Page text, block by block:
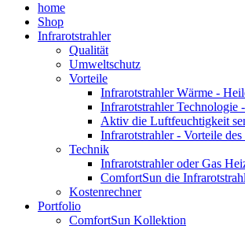
home
Shop
Infrarotstrahler
Qualität
Umweltschutz
Vorteile
Infrarotstrahler Wärme -
Infrarotstrahler Technologie
Aktiv die Luftfeuchtigkeit
Infrarotstrahler - Vorteile
Technik
Infrarotstrahler oder Gas
ComfortSun die
Kostenrechner
Portfolio
ComfortSun Kollektion